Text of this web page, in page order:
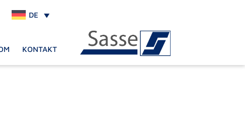
DE
KONTAKT